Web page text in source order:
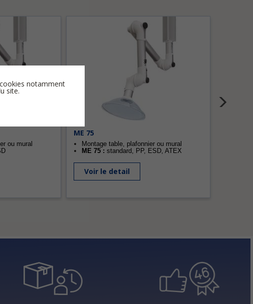
ou mural
ME 75
Montage table, plafonnier ou mural
ME 75 : standard, PP, ESD, ATEX
Voir le detail
notamment
site.